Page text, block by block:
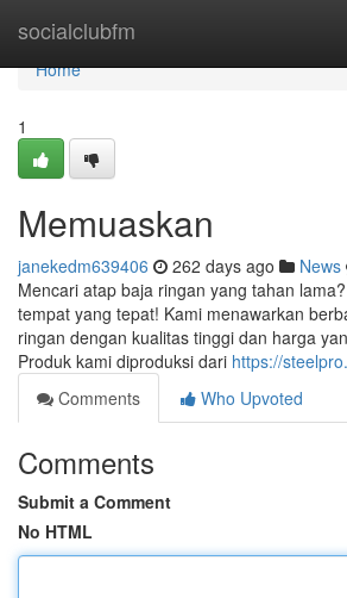
socialclubfm
Home
Home
1
Memuaskan
janekedm639406 262 days ago News
Mencari atap baja ringan yang tahan
tempat yang tepat! Kami menawarkan
ringan dengan kualitas tinggi dan harga
Produk kami diproduksi dari https://
Comments
Who Upvoted
Comments
Submit a Comment
No HTML